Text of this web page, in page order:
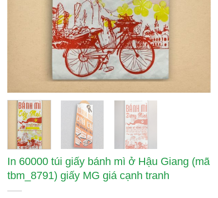
In 60000 túi giấy bánh mì ở Hậu Giang (mã
tbm_8791) giấy MG giá cạnh tranh